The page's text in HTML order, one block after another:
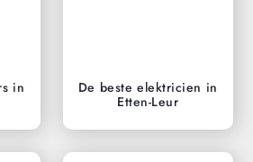
in
De beste elektricien in
Etten-Leur